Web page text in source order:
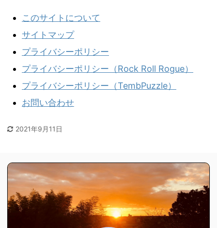
このサイトについて
サイトマップ
プライバシーポリシー
プライバシーポリシー（Rock Roll Rogue）
プライバシーポリシー（TembPuzzle）
お問い合わせ
2021年9月11日